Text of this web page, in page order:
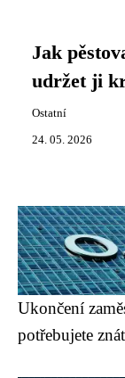
Jak
udržet ji
Ostatní
24. 05. 2026
Ukončení
potřebujete znát